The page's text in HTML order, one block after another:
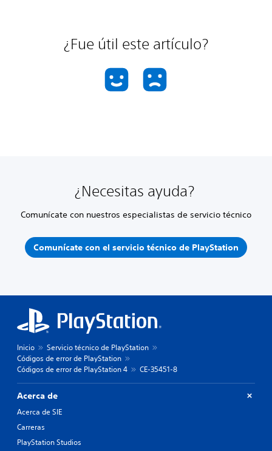
¿Fue útil este artículo?
¿Necesitas ayuda?
Comunícate con nuestros especialistas de servicio técnico
Comunícate con el servicio técnico de PlayStation
Inicio
Servicio técnico de PlayStation
Códigos de error de PlayStation
Códigos de error de PlayStation 4
CE-35451-8
Acerca de
Acerca de SIE
Carreras
PlayStation Studios